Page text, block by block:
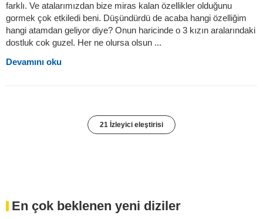
farklı. Ve atalarımızdan bize miras kalan özellikler olduğunu
gormek çok etkiledi beni. Düşündürdü de acaba hangi özelliğim
hangi atamdan geliyor diye? Onun haricinde o 3 kızın aralarındaki
dostluk cok guzel. Her ne olursa olsun ...
Devamını oku
21 İzleyici eleştirisi
En çok beklenen yeni diziler